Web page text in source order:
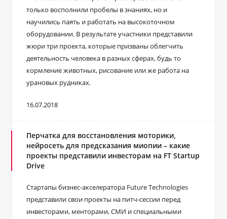
только восполнили пробелы в знаниях, но и
научились паять и работать на высокоточном
оборудовании. В результате участники представили
жюри три проекта, которые призваны облегчить
деятельность человека в разных сферах, будь то
кормление животных, рисование или же работа на
урановых рудниках.
16.07.2018
Перчатка для восстановления моторики,
нейросеть для предсказания миопии – какие
проекты представили инвесторам на FT Startup
Drive
Стартапы бизнес-акселератора Future Technologies
представили свои проекты на питч-сессии перед
инвесторами, менторами, СМИ и специальными